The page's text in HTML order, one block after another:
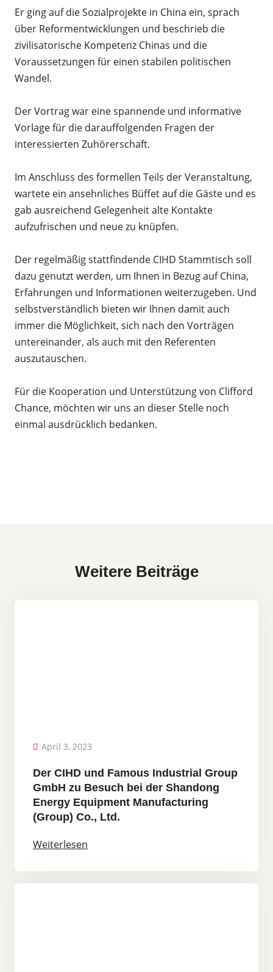
Er ging auf die Sozialprojekte in China ein, sprach
über Reformentwicklungen und beschrieb die
zivilisatorische Kompetenz Chinas und die
Voraussetzungen für einen stabilen politischen
Wandel.
Der Vortrag war eine spannende und informative
Vorlage für die darauffolgenden Fragen der
interessierten Zuhörerschaft.
Im Anschluss des formellen Teils der Veranstaltung,
wartete ein ansehnliches Büffet auf die Gäste und es
gab ausreichend Gelegenheit alte Kontakte
aufzufrischen und neue zu knüpfen.
Der regelmäßig stattfindende CIHD Stammtisch soll
dazu genutzt werden, um Ihnen in Bezug auf China,
Erfahrungen und Informationen weiterzugeben. Und
selbstverständlich bieten wir Ihnen damit auch
immer die Möglichkeit, sich nach den Vorträgen
untereinander, als auch mit den Referenten
auszutauschen.
Für die Kooperation und Unterstützung von Clifford
Chance, möchten wir uns an dieser Stelle noch
einmal ausdrücklich bedanken.
Weitere Beiträge
April 3, 2023
Der CIHD und Famous Industrial Group
GmbH zu Besuch bei der Shandong
Energy Equipment Manufacturing
(Group) Co., Ltd.
Weiterlesen